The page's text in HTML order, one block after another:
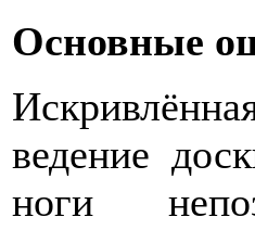
Основные
ведение
ноги